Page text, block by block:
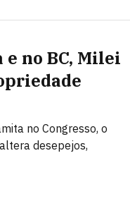
no BC, Milei
no Congresso, o
desepejos,